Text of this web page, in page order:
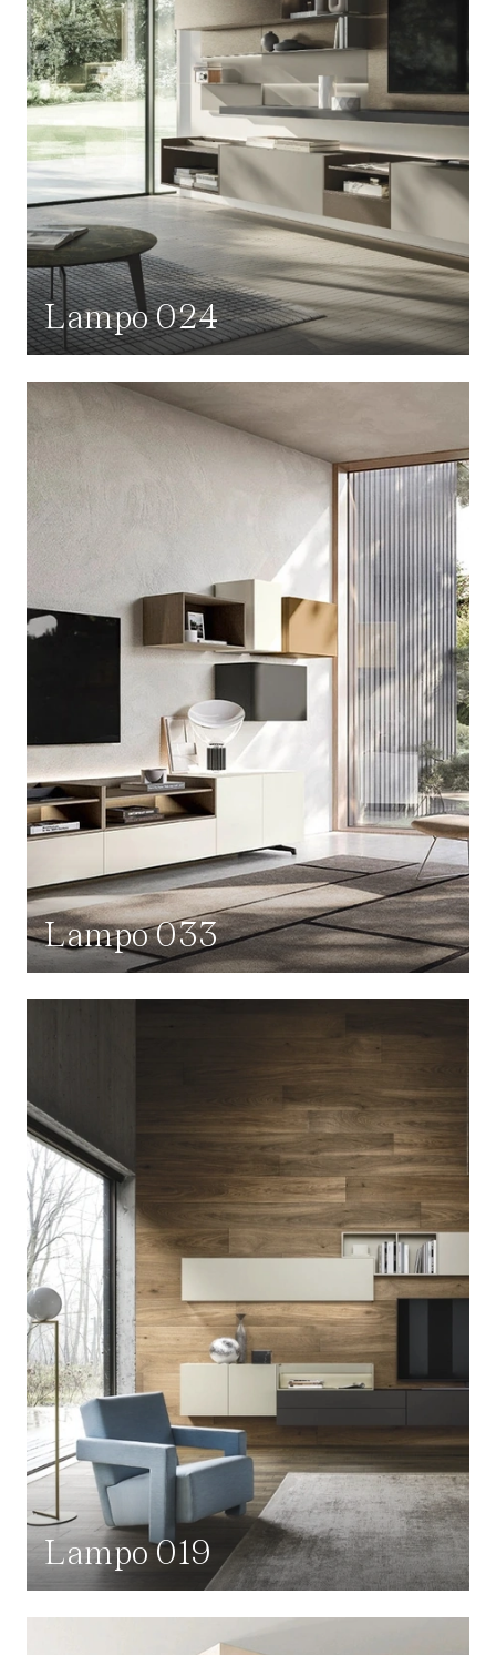
Lampo 024
Lampo 033
Lampo 019